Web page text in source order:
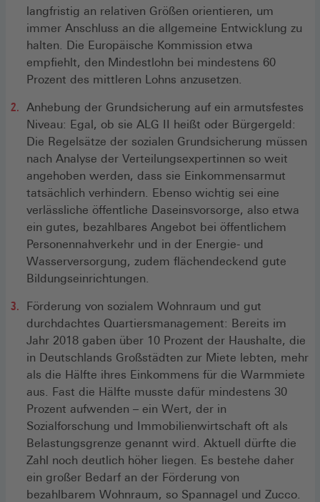
langfristig an relativen Größen orientieren, um
immer Anschluss an die allgemeine Entwicklung zu
halten. Die Europäische Kommission etwa
empfiehlt, den Mindestlohn bei mindestens 60
Prozent des mittleren Lohns anzusetzen.
Anhebung der Grundsicherung auf ein armutsfestes
Niveau: Egal, ob sie ALG II heißt oder Bürgergeld:
Die Regelsätze der sozialen Grundsicherung müssen
nach Analyse der Verteilungsexpertinnen so weit
angehoben werden, dass sie Einkommensarmut
tatsächlich verhindern. Ebenso wichtig sei eine
verlässliche öffentliche Daseinsvorsorge, also etwa
ein gutes, bezahlbares Angebot bei öffentlichem
Personennahverkehr und in der Energie- und
Wasserversorgung, zudem flächendeckend gute
Bildungseinrichtungen.
Förderung von sozialem Wohnraum und gut
durchdachtes Quartiersmanagement: Bereits im
Jahr 2018 gaben über 10 Prozent der Haushalte, die
in Deutschlands Großstädten zur Miete lebten, mehr
als die Hälfte ihres Einkommens für die Warmmiete
aus. Fast die Hälfte musste dafür mindestens 30
Prozent aufwenden – ein Wert, der in
Sozialforschung und Immobilienwirtschaft oft als
Belastungsgrenze genannt wird. Aktuell dürfte die
Zahl noch deutlich höher liegen. Es bestehe daher
ein großer Bedarf an der Förderung von
bezahlbarem Wohnraum, so Spannagel und Zucco.